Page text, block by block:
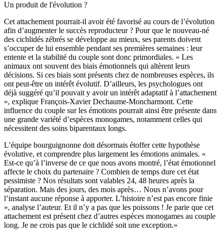
Un produit de l'évolution ?
Cet attachement pourrait-il avoir été favorisé au cours de l’évolution
afin d’augmenter le succès reproducteur ? Pour que le nouveau-né
des cichlidés zébrés se développe au mieux, ses parents doivent
s’occuper de lui ensemble pendant ses premières semaines : leur
entente et la stabilité du couple sont donc primordiales. « Les
animaux ont souvent des biais émotionnels qui altèrent leurs
décisions. Si ces biais sont présents chez de nombreuses espèces, ils
ont peut-être un intérêt évolutif. D’ailleurs, les psychologues ont
déjà suggéré qu’il pouvait y avoir un intérêt adaptatif à l’attachement
», explique François-Xavier Dechaume-Moncharmont. Cette
influence du couple sur les émotions pourrait ainsi être présente dans
une grande variété d’espèces monogames, notamment celles qui
nécessitent des soins biparentaux longs.
L’équipe bourguignonne doit désormais étoffer cette hypothèse
évolutive, et comprendre plus largement les émotions animales. «
Est-ce qu’à l’inverse de ce que nous avons montré, l’état émotionnel
affecte le choix du partenaire ? Combien de temps dure cet état
pessimiste ? Nos résultats sont valables 24, 48 heures après la
séparation. Mais des jours, des mois après… Nous n’avons pour
l’instant aucune réponse à apporter. L’histoire n’est pas encore finie
», analyse l’auteur. Et il n’y a pas que les poissons ! Je parie que cet
attachement est présent chez d’autres espèces monogames au couple
long. Je ne crois pas que le cichlidé soit une exception.»